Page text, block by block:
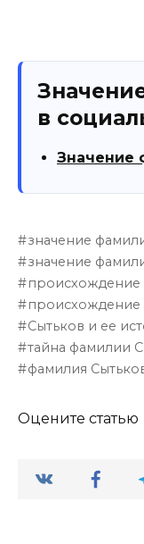
в
Значение
значение
значение
происхождение
Сытьков и ее
тайна фамилии
фамилия
Оцените статью